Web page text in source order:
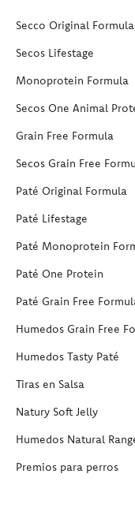
Secco Original Formula
Secos Lifestage
Monoprotein Formula
Secos One Animal
Grain Free Formula
Secos Grain Free
Paté Original Formula
Paté Lifestage
Paté Monoprotein
Paté One Protein
Paté Grain Free
Humedos Grain Free
Humedos Tasty Paté
Tiras en Salsa
Natury Soft Jelly
Humedos Natural
Premios para perros